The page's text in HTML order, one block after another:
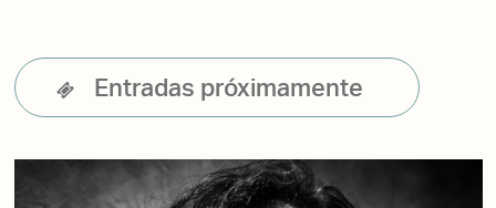
Entradas próximamente